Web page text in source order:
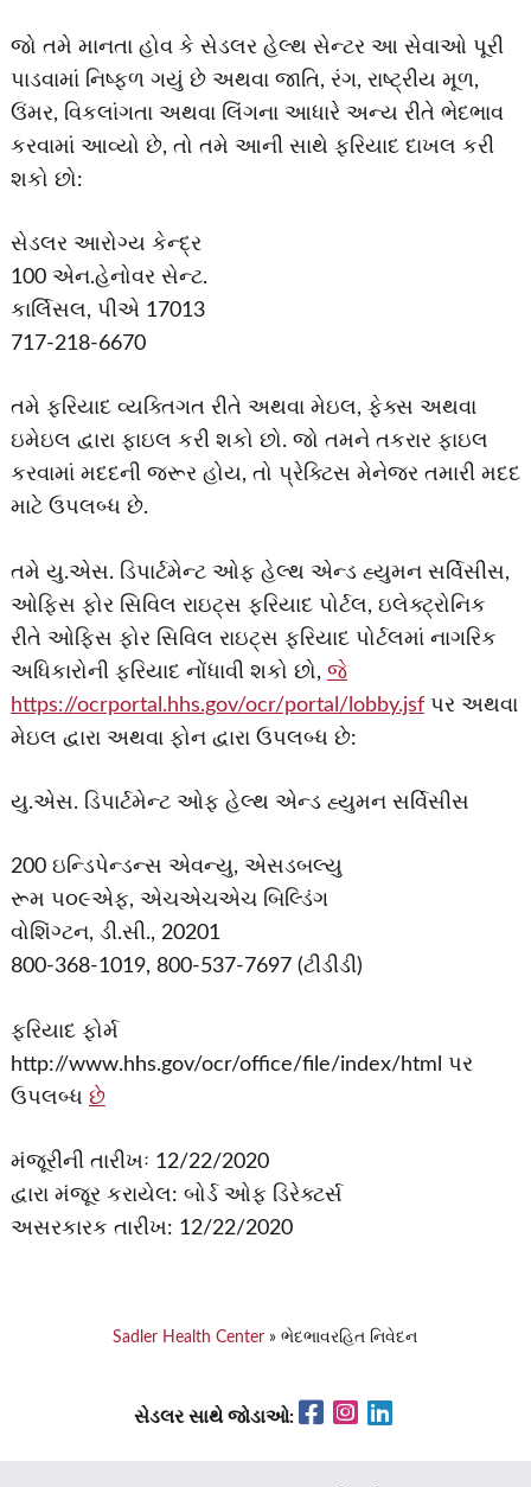
જો તમે માનતા હોવ કે સેડલર હેલ્થ સેન્ટર આ સેવાઓ પૂરી
પાડવામાં નિષ્ફળ ગયું છે અથવા જાતિ, રંગ, રાષ્ટ્રીય મૂળ,
ઉંમર, વિકલાંગતા અથવા લિંગના આધારે અન્ય રીતે ભેદભાવ
કરવામાં આવ્યો છે, તો તમે આની સાથે ફરિયાદ દાખલ કરી
શકો છો:
સેડલર આરોગ્ય કેન્દ્ર
100 એન.હેનોવર સેન્ટ.
કાર્લિસલ, પીએ 17013
717-218-6670
તમે ફરિયાદ વ્યક્તિગત રીતે અથવા મેઇલ, ફેક્સ અથવા
ઇમેઇલ દ્વારા ફાઇલ કરી શકો છો. જો તમને તકરાર ફાઇલ
કરવામાં મદદની જરૂર હોય, તો પ્રેક્ટિસ મેનેજર તમારી મદદ
માટે ઉપલબ્ધ છે.
તમે યુ.એસ. ડિપાર્ટમેન્ટ ઓફ હેલ્થ એન્ડ હ્યુમન સર્વિસીસ,
ઓફિસ ફોર સિવિલ રાઇટ્સ ફરિયાદ પોર્ટલ, ઇલેક્ટ્રોનિક
રીતે ઓફિસ ફોર સિવિલ રાઇટ્સ ફરિયાદ પોર્ટલમાં નાગરિક
અધિકારોની ફરિયાદ નોંધાવી શકો છો, જે
https://ocrportal.hhs.gov/ocr/portal/lobby.jsfપર અથવા
મેઇલ દ્વારા અથવા ફોન દ્વારા ઉપલબ્ધ છે:
યુ.એસ. ડિપાર્ટમેન્ટ ઓફ હેલ્થ એન્ડ હ્યુમન સર્વિસીસ
200 ઇન્ડિપેન્ડન્સ એવન્યુ, એસડબલ્યુ
રૂમ ૫૦૯એફ, એચએચએચ બિલ્ડિંગ
વોશિંગ્ટન, ડી.સી., 20201
800-368-1019, 800-537-7697 (ટીડીડી)
ફરિયાદ ફોર્મ
http://www.hhs.gov/ocr/office/file/index/html પર
ઉપલબ્ધ છે
મંજૂરીની તારીખઃ 12/22/2020
દ્વારા મંજૂર કરાયેલ: બોર્ડ ઓફ ડિરેક્ટર્સ
અસરકારક તારીખ: 12/22/2020
Sadler Health Center »ભેદભાવરહિત નિવેદન
સેડલર સાથે જોડાઓ: FacebookInstagram